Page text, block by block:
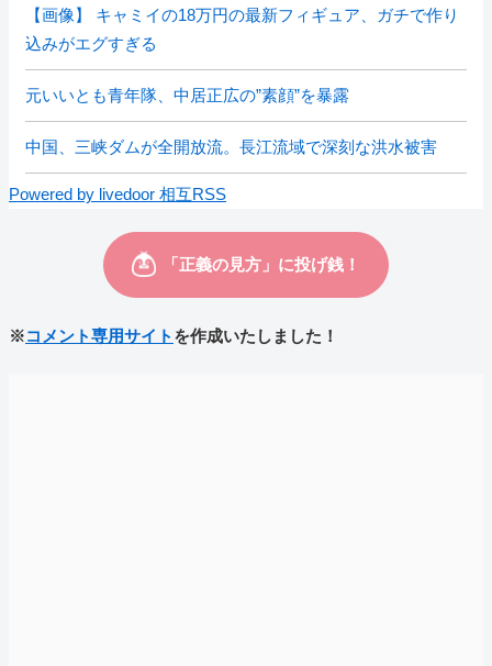
【画像】 キャミイの18万円の最新フィギュア、ガチで作り
込みがエグすぎる
元いいとも青年隊、中居正広の”素顔”を暴露
中国、三峡ダムが全開放流。長江流域で深刻な洪水被害
Powered by livedoor 相互RSS
※コメント専用サイト を作成いたしました！